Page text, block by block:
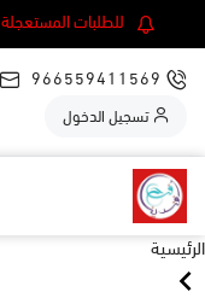
للطلبات المستعجلة ٠٥٩١٣٢٦٧١٦ المدينة و الرياض و دمام.
966559411569
تسجيل الدخول
الرئيسية